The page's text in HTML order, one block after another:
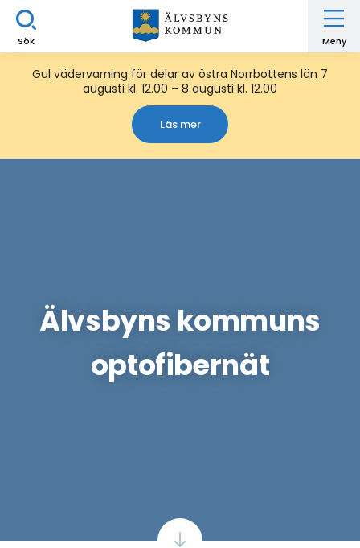
Sök Meny
Gul vädervarning för delar av östra Norrbottens län 7
augusti kl. 12.00 – 8 augusti kl. 12.00
Läs mer
Älvsbyns kommuns
optofibernät